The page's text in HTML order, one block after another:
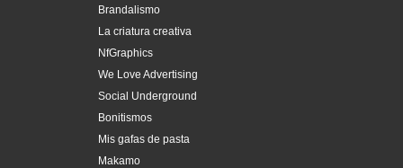
Brandalismo
La criatura creativa
NfGraphics
We Love Advertising
Social Underground
Bonitismos
Mis gafas de pasta
Makamo